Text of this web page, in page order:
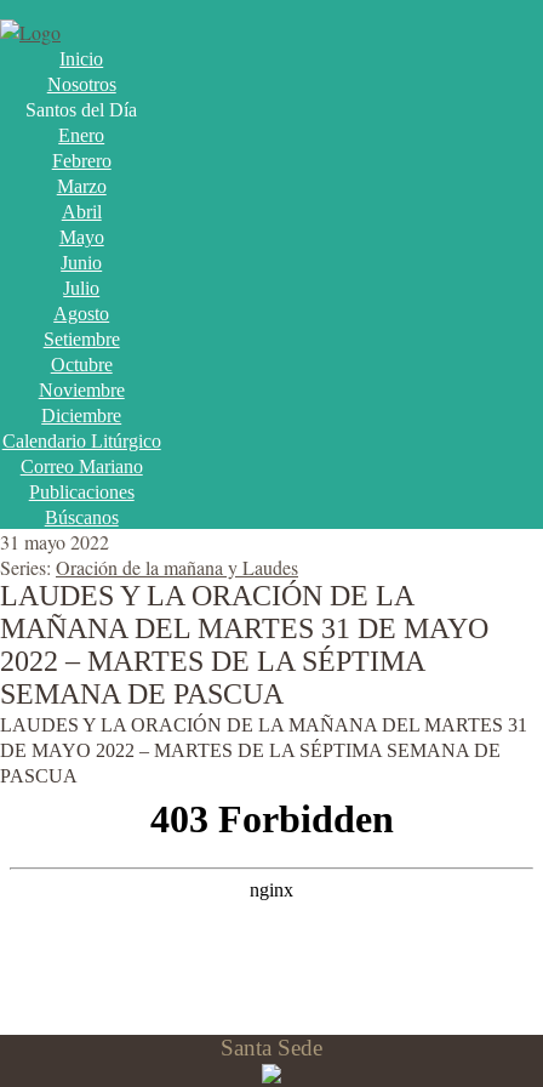
Inicio
Nosotros
Santos del Día
Enero
Febrero
Marzo
Abril
Mayo
Junio
Julio
Agosto
Setiembre
Octubre
Noviembre
Diciembre
Calendario Litúrgico
Correo Mariano
Publicaciones
Búscanos
31 mayo 2022
Series: Oración de la mañana y Laudes
LAUDES Y LA ORACIÓN DE LA
MAÑANA DEL MARTES 31 DE MAYO
2022 – MARTES DE LA SÉPTIMA
SEMANA DE PASCUA
LAUDES Y LA ORACIÓN DE LA MAÑANA DEL MARTES 31
DE MAYO 2022 – MARTES DE LA SÉPTIMA SEMANA DE
PASCUA
Santa Sede